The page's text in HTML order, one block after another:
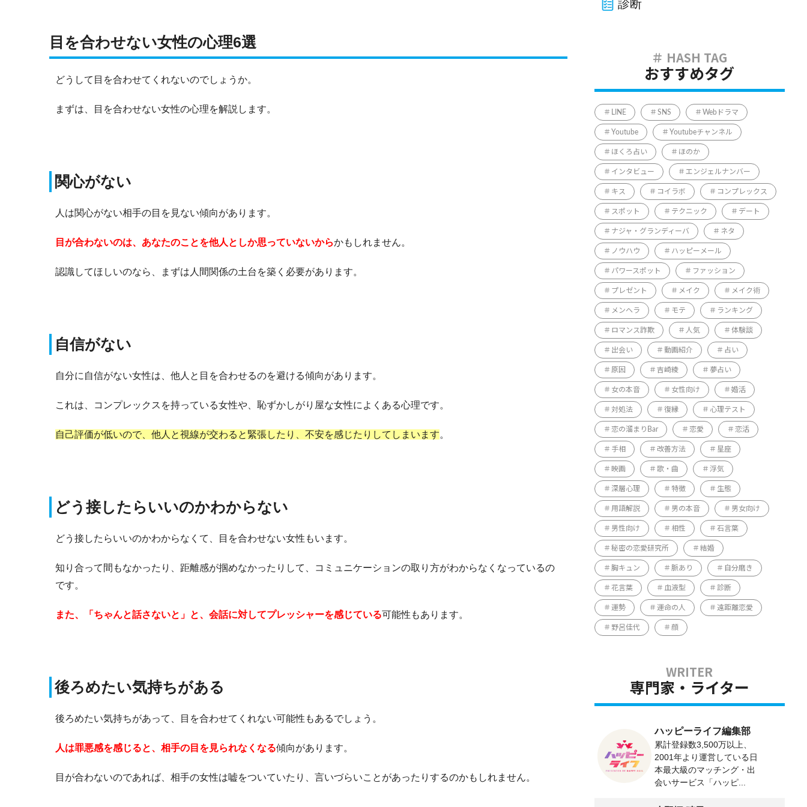
目を合わせない女性の心理6選
どうして目を合わせてくれないのでしょうか。
まずは、目を合わせない女性の心理を解説します。
関心がない
人は関心がない相手の目を見ない傾向があります。
目が合わないのは、あなたのことを他人としか思っていないからかもしれません。
認識してほしいのなら、まずは人間関係の土台を築く必要があります。
自信がない
自分に自信がない女性は、他人と目を合わせるのを避ける傾向があります。
これは、コンプレックスを持っている女性や、恥ずかしがり屋な女性によくある心理です。
自己評価が低いので、他人と視線が交わると緊張したり、不安を感じたりしてしまいます。
どう接したらいいのかわからない
どう接したらいいのかわからなくて、目を合わせない女性もいます。
知り合って間もなかったり、距離感が掴めなかったりして、コミュニケーションの取り方がわからなくなっているの
です。
また、「ちゃんと話さないと」と、会話に対してプレッシャーを感じている可能性もあります。
後ろめたい気持ちがある
後ろめたい気持ちがあって、目を合わせてくれない可能性もあるでしょう。
人は罪悪感を感じると、相手の目を見られなくなる傾向があります。
目が合わないのであれば、相手の女性は嘘をついていたり、言いづらいことがあったりするのかもしれません。
診断
おすすめタグ
LINE SNS Webドラマ
Youtube Youtubeチャンネル
ほくろ占い ほのか
インタビュー エンジェルナンバー
キス コイラボ コンプレックス
スポット テクニック デート
ナジャ・グランディーバ ネタ
ノウハウ ハッピーメール
パワースポット ファッション
プレゼント メイク メイク術
メンヘラ モテ ランキング
ロマンス詐欺 人気 体験談
出会い 動画紹介 占い
原因 吉崎綾 夢占い
女の本音 女性向け 婚活
対処法 復縁 心理テスト
恋の溜まりBar 恋愛 恋活
手相 改善方法 星座
映画 歌・曲 浮気
深層心理 特徴 生態
用語解説 男の本音 男女向け
男性向け 相性 石言葉
秘密の恋愛研究所 結婚
胸キュン 脈あり 自分磨き
花言葉 血液型 診断
運勢 運命の人 遠距離恋愛
野呂佳代 顔
専門家・ライター
ハッピーライフ編集部
累計登録数3,500万以上、
2001年より運営している日
本最大級のマッチング・出
会いサービス「ハッピ...